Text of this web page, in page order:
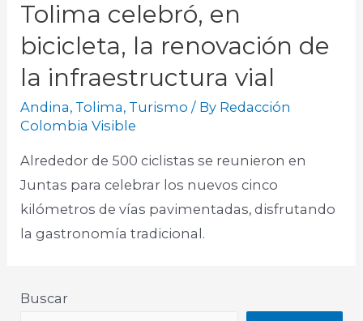
Tolima celebró, en
bicicleta, la renovación de
la infraestructura vial
Andina, Tolima, Turismo / By Redacción
Colombia Visible
Alrededor de 500 ciclistas se reunieron en
Juntas para celebrar los nuevos cinco
kilómetros de vías pavimentadas, disfrutando
la gastronomía tradicional.
Buscar